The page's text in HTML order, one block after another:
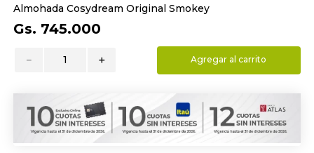
Almohada Cosydream Original Smokey
Gs. 745.000
＋
－ Agregar al carrito
9.
almohada